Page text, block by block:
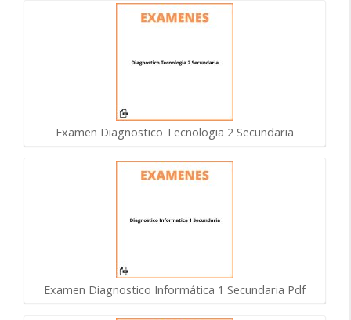
Examen Diagnostico Tecnologia 2 Secundaria
Examen Diagnostico Informática 1 Secundaria Pdf